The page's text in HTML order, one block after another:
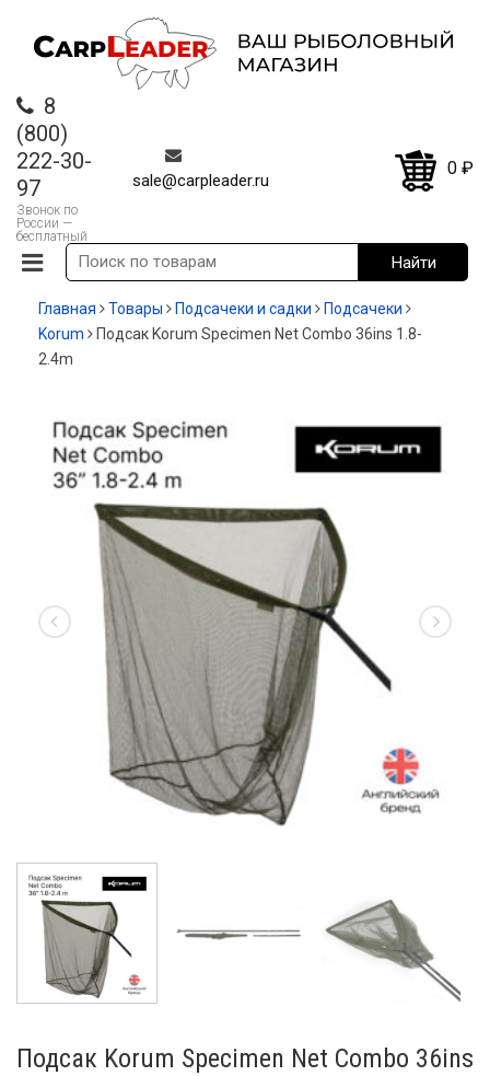
8
(800)
222-30-
97
Звонок по
России —
бесплатный
sale@carpleader.ru
0 ₽
Главная Товары Подсачеки и садки
Подсачеки
Korum
Подсак Korum Specimen Net Combo 36ins 1.8-
2.4m
Подсак Korum Specimen Net Combo 36ins